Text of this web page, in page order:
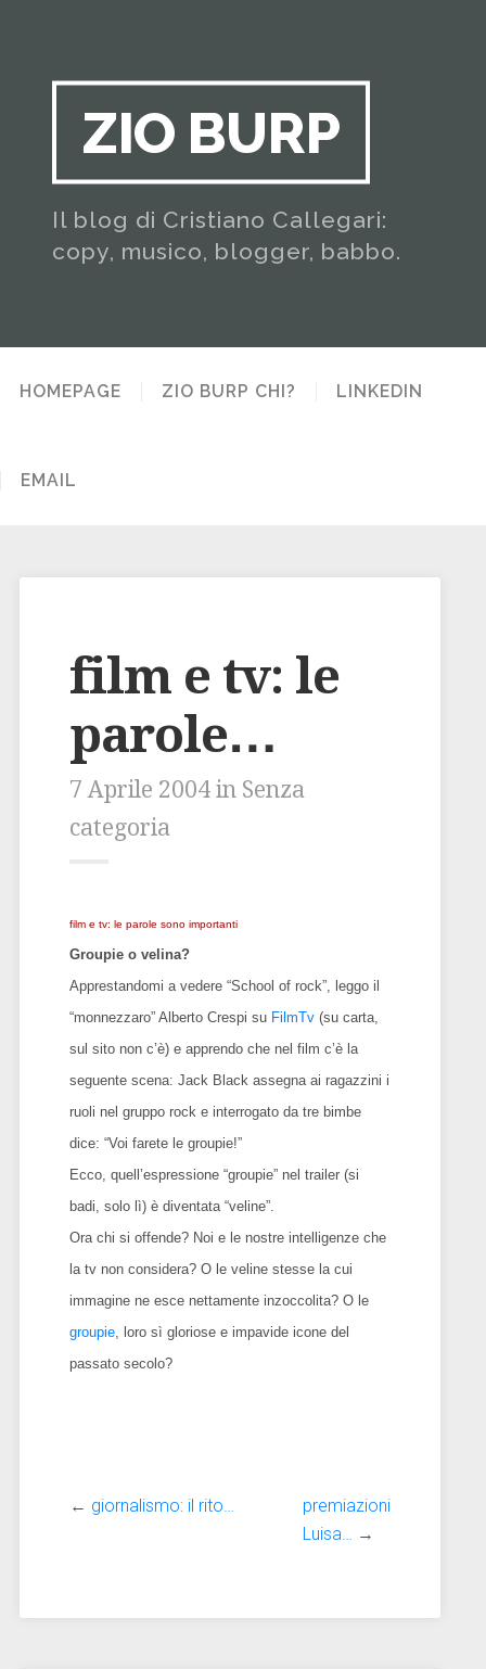
ZIO BURP
Il blog di Cristiano Callegari:
copy, musico, blogger, babbo.
HOMEPAGE ZIO BURP CHI? LINKEDIN
EMAIL
film e tv: le
parole…
7 Aprile 2004 in Senza
categoria
film e tv: le parole sono importanti
Groupie o velina?
Apprestandomi a vedere “School of rock”, leggo il
“monnezzaro” Alberto Crespi su FilmTv (su carta,
sul sito non c’è) e apprendo che nel film c’è la
seguente scena: Jack Black assegna ai ragazzini i
ruoli nel gruppo rock e interrogato da tre bimbe
dice: “Voi farete le groupie!”
Ecco, quell’espressione “groupie” nel trailer (si
badi, solo lì) è diventata “veline”.
Ora chi si offende? Noi e le nostre intelligenze che
la tv non considera? O le veline stesse la cui
immagine ne esce nettamente inzoccolita? O le
groupie, loro sì gloriose e impavide icone del
passato secolo?
← giornalismo: il rito…
premiazioni
Luisa… →